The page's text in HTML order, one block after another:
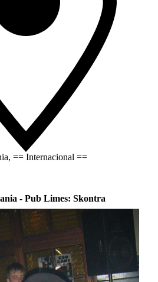
== Internacional ==
- Pub Limes: Skontra